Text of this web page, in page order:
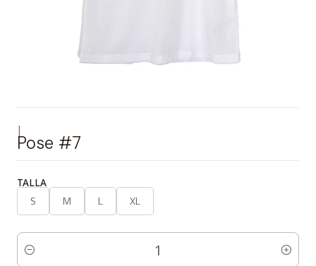
|
Pose #7
TALLA
S M L XL
Cantidad